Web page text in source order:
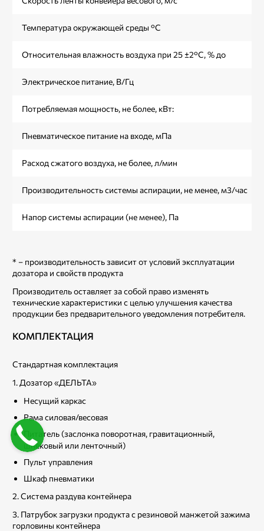
Температура окружающей среды °C
Относительная влажность воздуха при 25 ±2°C, % до
Электрическое питание, В/Гц
Потребляемая мощность, не более, кВт:
Пневматическое питание на входе, мПа
Расход сжатого воздуха, не более, л/мин
Производительность системы аспирации, не менее, м3/час
Напор системы аспирации (не менее), Па
* – производительность зависит от условий эксплуатации
дозатора и свойств продукта
Производитель оставляет за собой право изменять
технические характеристики с целью улучшения качества
продукции без предварительного уведомления потребителя.
КОМПЛЕКТАЦИЯ
Стандартная комплектация
1. Дозатор «ДЕЛЬТА»
Несущий каркас
Рама силовая/весовая
Питатель (заслонка поворотная, гравитационный,
шнековый или ленточный)
Пульт управления
Шкаф пневматики
2. Система раздува контейнера
3. Патрубок загрузки продукта с резиновой манжетой зажима
горловины контейнера